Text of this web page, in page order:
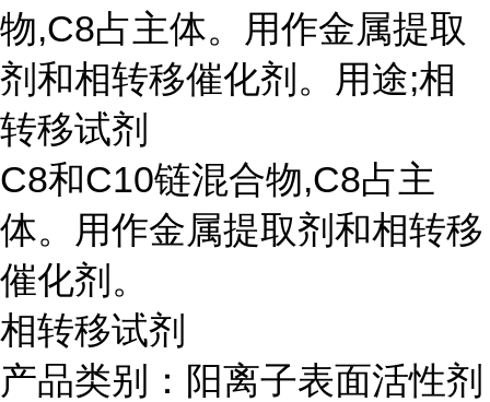
物,C8占主体。用作金属提取
剂和相转移催化剂。用途;相
转移试剂
C8和C10链混合物,C8占主
体。用作金属提取剂和相转移
催化剂。
相转移试剂
产品类别：阳离子表面活性剂